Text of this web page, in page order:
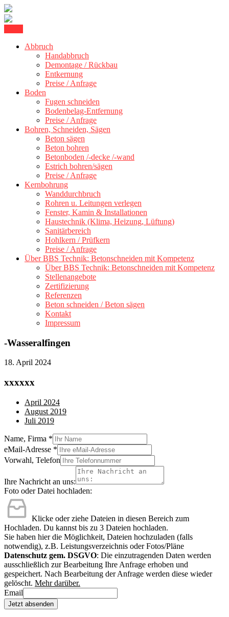
content
Betonschneiden Stuttgart
+ 300 kmAbbruch
Handabbruch
Demontage / Rückbau
Entkernung
Preise / Anfrage
Boden
Fugen schneiden
Bodenbelag-Entfernung
Preise / Anfrage
Bohren, Schneiden, Sägen
Beton sägen
Beton bohren
Betonboden /-decke /-wand
Estrich bohren/sägen
Preise / Anfrage
Kernbohrung
Wanddurchbruch
Rohren u. Leitungen verlegen
Fenster, Kamin & Installationen
Haustechnik (Klima, Heizung, Lüftung)
Sanitärbereich
Hohlkern / Prüfkern
Preise / Anfrage
Über BBS Technik: Betonschneiden mit Kompetenz
Über BBS Technik: Betonschneiden mit Kompetenz
Stellenangebote
Zertifizierung
Referenzen
Beton schneiden / Beton sägen
Kontakt
Impressum
-Wasseralfingen
18. April 2024
xxxxxx
April 2024
August 2019
Juli 2019
Name, Firma *
eMail-Adresse *
Vorwahl, Telefon
Ihre Nachricht an uns:
Foto oder Datei hochladen:
Klicke oder ziehe Dateien in diesen Bereich zum
Hochladen. Du kannst bis zu 3 Dateien hochladen.
Sie haben hier die Möglichkeit, Dateien hochzuladen (falls
notwendig), z.B. Leistungsverzeichnis oder Fotos/Pläne
Datenschutz gem. DSGVO: Die einzutragenden Daten werden
ausschließlich zur Bearbeitung Ihre Anfrage erhoben und
gespeichert. Nach Bearbeitung der Anfrage werden diese wieder
gelöscht. Mehr darüber.
Email
Jetzt absenden